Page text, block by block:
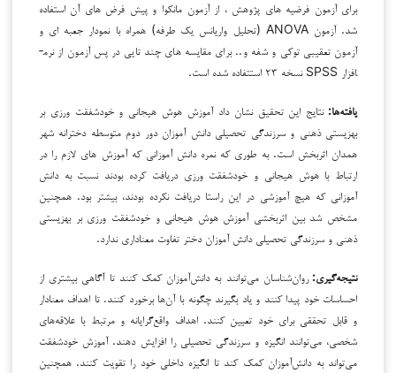
برای آزمون فرضیه های پژوهش ، از آزمون مانکوا و پیش فرض های آن استفاده
شد. آزمون ANOVA (تحلیل واریانس یک طرفه) همراه با نمودار جعبه ای و
آزمون تعقیبی توکی و شفه و.. برای مقایسه های چند تایی در پس آزمون از نرم­
افزار SPSS نسخه ۲۳ استتفاده شده است.
یافته‌ها:نتایج این تحقیق نشان داد آموزش هوش هیجانی و خودشفقت ورزی بر
بهزیستی ذهنی و سرزندگی تحصیلی دانش آموزان دور دوم متوسطه دخترانه شهر
همدان اثربخش است. به طوری که نمره دانش آموزانی که آموزش های لازم را در
ارتباط با هوش هیجانی و خودشفقت ورزی دریافت کرده بودند نسبت به دانش
آموزانی که هیچ آموزشی در این راستا دریافت نکرده بودند، بیشتر بود. همچنین
مشخص شد بین اثربخشی آموزش هوش هیجانی و خودشفقت ورزی بر بهزیستی
ذهنی و سرزندگی تحصیلی دانش آموزان دختر تفاوت معناداری ندارد.
نتیجه‌گیری:روان‌شناسان می‌توانند به دانش‌آموزان کمک کنند تا آگاهی بیشتری از
احساسات خود پیدا کنند و یاد بگیرند چگونه با آن‌ها برخورد کنند. تا اهداف معنادار
و قابل تحققی برای خود تعیین کنند. اهداف واقع‌گرایانه و مرتبط با علاقه‌های
شخصی، می‌توانند انگیزه و سرزندگی تحصیلی را افزایش دهند. آموزش خودشفقت
می‌تواند به دانش‌آموزان کمک کند تا انگیزه داخلی خود را تقویت کنند. همچنین